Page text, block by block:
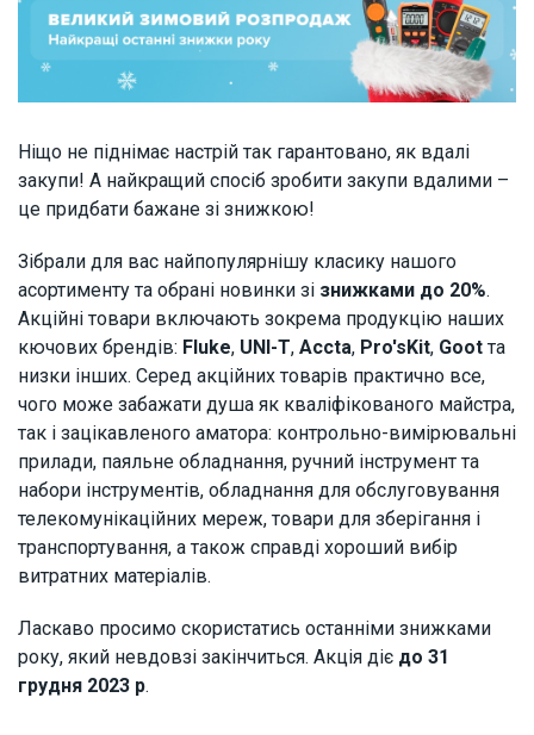
Ніщо не піднімає настрій так гарантовано, як вдалі
закупи! А найкращий спосіб зробити закупи вдалими –
це придбати бажане зі знижкою!
Зібрали для вас найпопулярнішу класику нашого
асортименту та обрані новинки зі знижками до 20%.
Акційні товари включають зокрема продукцію наших
кючових брендів: Fluke, UNI-T, Accta, Pro'sKit, Goot та
низки інших. Серед акційних товарів практично все,
чого може забажати душа як кваліфікованого майстра,
так і зацікавленого аматора: контрольно-вимірювальні
прилади, паяльне обладнання, ручний інструмент та
набори інструментів, обладнання для обслуговування
телекомунікаційних мереж, товари для зберігання і
транспортування, а також справді хороший вибір
витратних матеріалів.
Ласкаво просимо скористатись останніми знижками
року, який невдовзі закінчиться. Акція діє до 31
грудня 2023 р.